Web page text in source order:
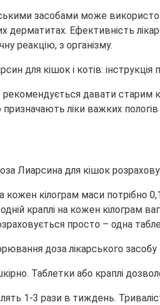
засобами може
дерматитах. Ефективність
реакцію, з організму.
рекомендується давати старим
ліки важких
Лиарсина для кішок
кожен кілограм маси потрібно
краплі на кожен кілограм
просто – одна
доза лікарського
Таблетки або краплі
1-3 рази в тиждень.